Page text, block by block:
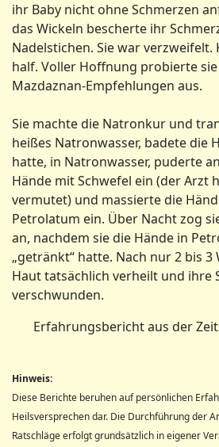
ihr Baby nicht ohne Schmerzen
das Wickeln bescherte ihr
Nadelstichen. Sie war verzweifelt.
half. Voller Hoffnung probierte
Mazdaznan-Empfehlungen aus.
Sie machte die Natronkur und
heißes Natronwasser, badete die
hatte, in Natronwasser, puderte
Hände mit Schwefel ein (der Arzt
vermutet) und massierte die
Petrolatum ein. Über Nacht zog
an, nachdem sie die Hände in
„getränkt“ hatte. Nach nur 2 bis 3
Haut tatsächlich verheilt und ihre
verschwunden.
Erfahrungsbericht aus der
Hinweis:
Diese Berichte beruhen auf persönlichen
Heilsversprechen dar. Die Durchführung der
Ratschläge erfolgt grundsätzlich in eigener